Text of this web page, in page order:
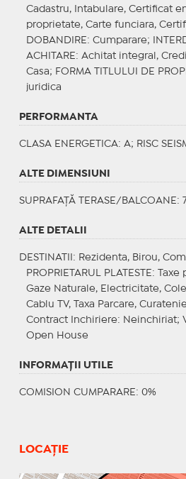
Cadastru, Intabulare, Certificat
proprietate, Carte funciara,
DOBANDIRE : Cumparare;
ACHITARE : Achitat integral,
Casa; FORMA TITLULUI DE
juridica
PERFORMANTA
CLASA ENERGETICA: A; RISC
ALTE DIMENSIUNI
SUPRAFAȚĂ TERASE/BALCOANE:
ALTE DETALII
DESTINATII : Rezidenta, Birou,
PROPRIETARUL PLATESTE : Taxe
Gaze Naturale, Electricitate,
Cablu TV, Taxa Parcare,
Contract Inchiriere: Neinchiriat;
Open House
INFORMAŢII UTILE
COMISION CUMPARARE: 0%
LOCAȚIE